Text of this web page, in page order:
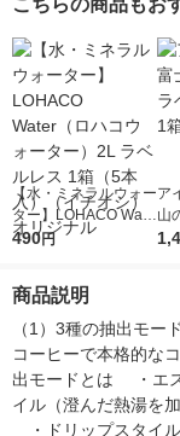
ィングキット付
ン
こちらの商品もお
【水・ミネラルウォー
ター】LOHACO Wate
r（ロハコウォータ
シ） オリジナル
490円
ア
山
レ
商品説明
（1）3種の抽出モー
コーヒーで本格的な
出モードとは 　・エ
イル（澄んだ熱湯を
・ドリップスタイ